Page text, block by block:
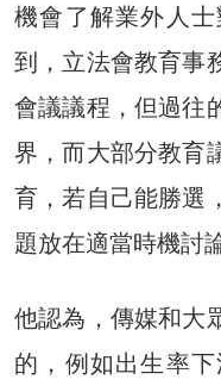
機會了解業外人
到，立法會教育事
會議議程，但過往
界，而大部分教育
育，若自己能勝選
題放在適當時機討
他認為，傳媒和大
的，例如出生率